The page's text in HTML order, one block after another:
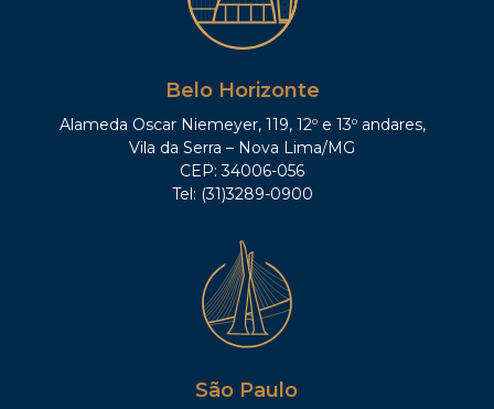
Belo Horizonte
Alameda Oscar Niemeyer, 119, 12º e 13º andares,
Vila da Serra – Nova Lima/MG
CEP: 34006-056
Tel: (31)3289-0900
São Paulo